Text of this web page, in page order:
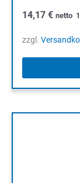
14,17 € netto
zzgl.